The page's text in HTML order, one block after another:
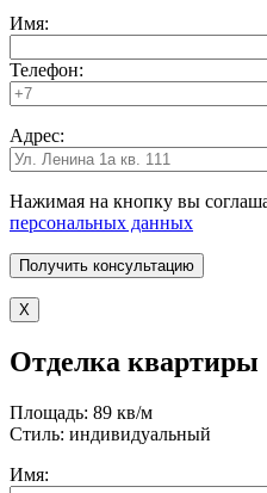
Имя:
Телефон:
Адрес:
Нажимая на кнопку вы
персональных данных
X
Отделка квартиры
Площадь: 89 кв/м
Стиль: индивидуальный
Имя: